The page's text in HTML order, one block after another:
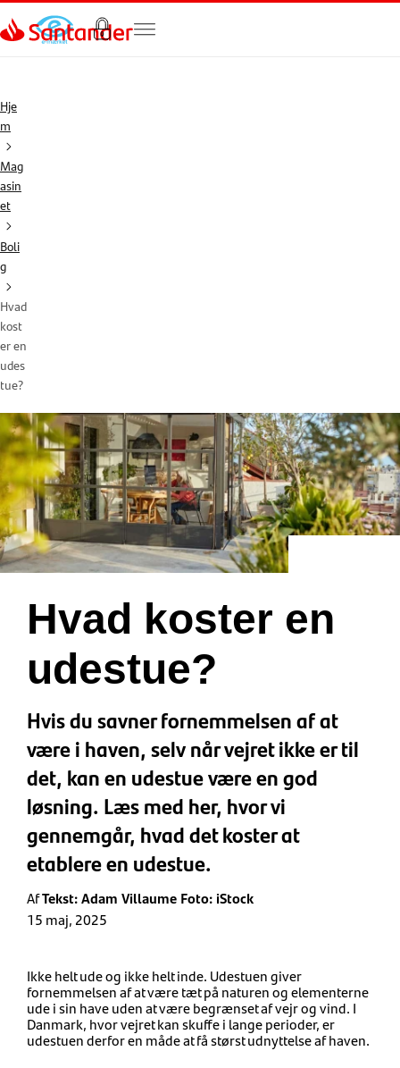
Gå til hovedindholdet
Hje
m
Mag
asin
et
Boli
g
Hvad
kost
er en
udes
tue?
Hvad koster en
udestue?
Hvis du savner fornemmelsen af at
være i haven, selv når vejret ikke er til
det, kan en udestue være en god
løsning. Læs med her, hvor vi
gennemgår, hvad det koster at
etablere en udestue.
AfTekst: Adam Villaume Foto: iStock
15 maj, 2025
Ikke helt ude og ikke helt inde. Udestuen giver
fornemmelsen af at være tæt på naturen og elementerne
ude i sin have uden at være begrænset af vejr og vind. I
Danmark, hvor vejret kan skuffe i lange perioder, er
udestuen derfor en måde at få størst udnyttelse af haven.